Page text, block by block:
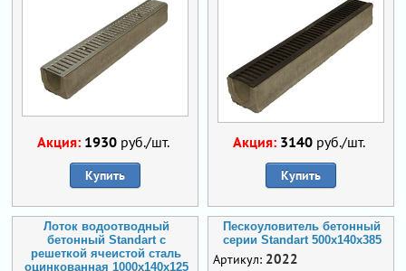
Акция: 1930руб./шт.
Купить
Акция: 3140руб./шт.
Купить
Лоток водоотводный
бетонный Standart с
решеткой ячеистой сталь
оцинкованная 1000x140x125
Пескоуловитель бетонный
серии Standart 500x140x385
Артикул: 2022